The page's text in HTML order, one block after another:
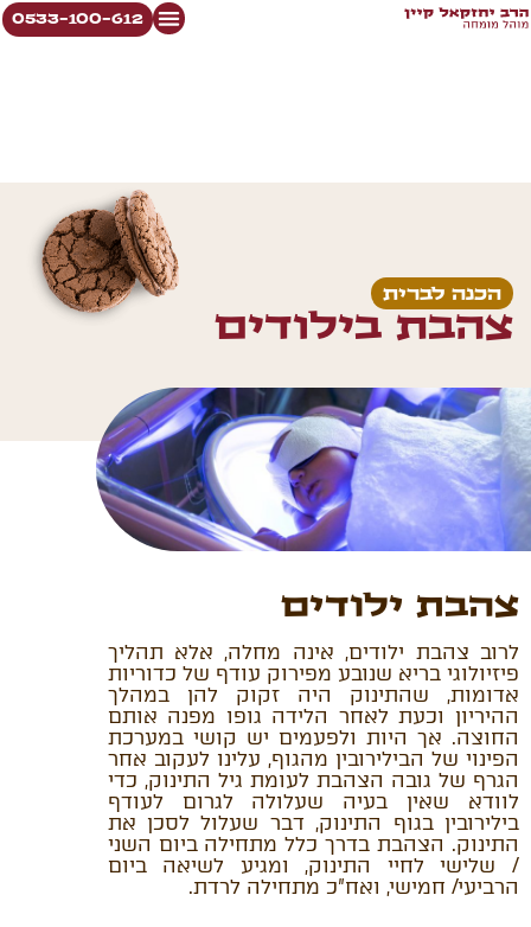
0533-100-612
הכנה לברית
צהבת בילודים
צהבת ילודים
לרוב צהבת ילודים, אינה מחלה, אלא תהליך
פיזיולוגי בריא שנובע מפירוק עודף של כדוריות
אדומות, שהתינוק היה זקוק להן במהלך
ההיריון וכעת לאחר הלידה גופו מפנה אותם
החוצה. אך היות ולפעמים יש קושי במערכת
הפינוי של הבילירובין מהגוף, עלינו לעקוב אחר
הגרף של גובה הצהבת לעומת גיל התינוק, כדי
לוודא שאין בעיה שעלולה לגרום לעודף
בילירובין בגוף התינוק, דבר שעלול לסכן את
התינוק. הצהבת בדרך כלל מתחילה ביום השני
/ שלישי לחיי התינוק, ומגיע לשיאה ביום
הרביעי/ חמישי, ואח"כ מתחילה לרדת.